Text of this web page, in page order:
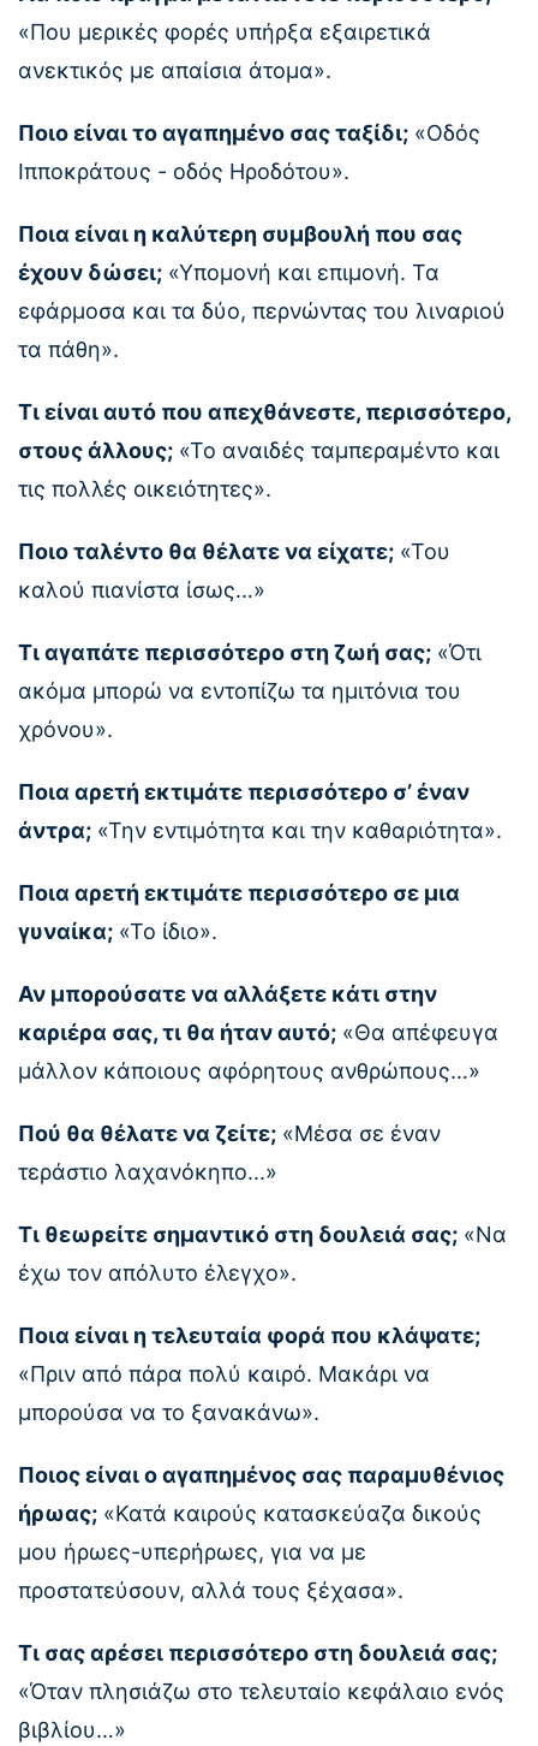
«Που μερικές φορές υπήρξα εξαιρετικά
ανεκτικός με απαίσια άτομα».
Ποιο είναι το αγαπημένο σας ταξίδι; «Οδός
Ιπποκράτους - οδός Ηροδότου».
Ποια είναι η καλύτερη συμβουλή που σας
έχουν δώσει; «Υπομονή και επιμονή. Τα
εφάρμοσα και τα δύο, περνώντας του λιναριού
τα πάθη».
Τι είναι αυτό που απεχθάνεστε, περισσότερο,
στους άλλους; «Το αναιδές ταμπεραμέντο και
τις πολλές οικειότητες».
Ποιο ταλέντο θα θέλατε να είχατε; «Του
καλού πιανίστα ίσως…»
Τι αγαπάτε περισσότερο στη ζωή σας; «Ότι
ακόμα μπορώ να εντοπίζω τα ημιτόνια του
χρόνου».
Ποια αρετή εκτιμάτε περισσότερο σ’ έναν
άντρα; «Την εντιμότητα και την καθαριότητα».
Ποια αρετή εκτιμάτε περισσότερο σε μια
γυναίκα; «Το ίδιο».
Αν μπορούσατε να αλλάξετε κάτι στην
καριέρα σας, τι θα ήταν αυτό; «Θα απέφευγα
μάλλον κάποιους αφόρητους ανθρώπους…»
Πού θα θέλατε να ζείτε; «Μέσα σε έναν
τεράστιο λαχανόκηπο...»
Τι θεωρείτε σημαντικό στη δουλειά σας; «Να
έχω τον απόλυτο έλεγχο».
Ποια είναι η τελευταία φορά που κλάψατε;
«Πριν από πάρα πολύ καιρό. Μακάρι να
μπορούσα να το ξανακάνω».
Ποιος είναι ο αγαπημένος σας παραμυθένιος
ήρωας; «Κατά καιρούς κατασκεύαζα δικούς
μου ήρωες-υπερήρωες, για να με
προστατεύσουν, αλλά τους ξέχασα».
Τι σας αρέσει περισσότερο στη δουλειά σας;
«Όταν πλησιάζω στο τελευταίο κεφάλαιο ενός
βιβλίου…»